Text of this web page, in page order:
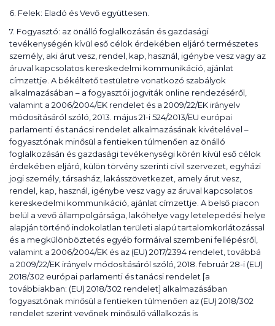
6. Felek: Eladó és Vevő együttesen.
7. Fogyasztó: az önálló foglalkozásán és gazdasági
tevékenységén kívül eső célok érdekében eljáró természetes
személy, aki árut vesz, rendel, kap, használ, igénybe vesz vagy az
áruval kapcsolatos kereskedelmi kommunikáció, ajánlat
címzettje. A békéltető testületre vonatkozó szabályok
alkalmazásában – a fogyasztói jogviták online rendezéséről,
valamint a 2006/2004/EK rendelet és a 2009/22/EK irányelv
módosításáról szóló, 2013. május 21-i 524/2013/EU európai
parlamenti és tanácsi rendelet alkalmazásának kivételével –
fogyasztónak minősül a fentieken túlmenően az önálló
foglalkozásán és gazdasági tevékenységi körén kívül eső célok
érdekében eljáró, külön törvény szerinti civil szervezet, egyházi
jogi személy, társasház, lakásszövetkezet, amely árut vesz,
rendel, kap, használ, igénybe vesz vagy az áruval kapcsolatos
kereskedelmi kommunikáció, ajánlat címzettje. A belső piacon
belül a vevő állampolgársága, lakóhelye vagy letelepedési helye
alapján történő indokolatlan területi alapú tartalomkorlátozással
és a megkülönböztetés egyéb formáival szembeni fellépésről,
valamint a 2006/2004/EK és az (EU) 2017/2394 rendelet, továbbá
a 2009/22/EK irányelv módosításáról szóló, 2018. február 28-i (EU)
2018/302 európai parlamenti és tanácsi rendelet [a
továbbiakban: (EU) 2018/302 rendelet] alkalmazásában
fogyasztónak minősül a fentieken túlmenően az (EU) 2018/302
rendelet szerint vevőnek minősülő vállalkozás is